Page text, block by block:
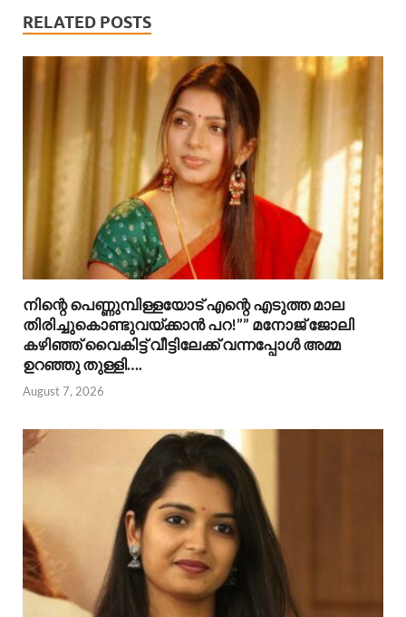
RELATED POSTS
നിന്റെ പെണ്ണുമ്പിള്ളയോട് എന്റെ എടുത്ത മാല
തിരിച്ചുകൊണ്ടുവയ്ക്കാൻ പറ!”” ​മനോജ് ജോലി
കഴിഞ്ഞ് വൈകിട്ട് വീട്ടിലേക്ക് വന്നപ്പോൾ അമ്മ
ഉറഞ്ഞു തുള്ളി….
August 7, 2026